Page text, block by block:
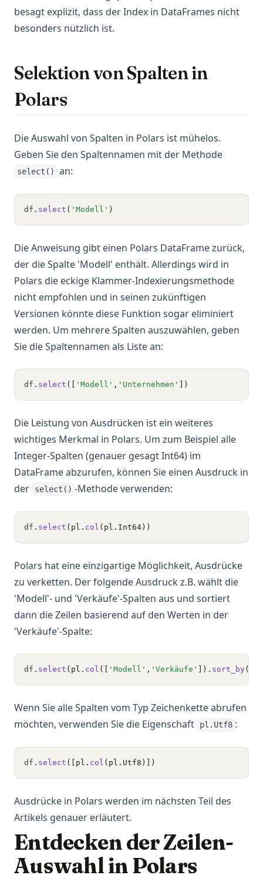
besagt explizit, dass der Index in DataFrames nicht
besonders nützlich ist.
Selektion von Spalten in
Polars
Die Auswahl von Spalten in Polars ist mühelos.
Geben Sie den Spaltennamen mit der Methode
select() an:
df . select ( 'Modell' )
Die Anweisung gibt einen Polars DataFrame zurück,
der die Spalte 'Modell' enthält. Allerdings wird in
Polars die eckige Klammer-Indexierungsmethode
nicht empfohlen und in seinen zukünftigen
Versionen könnte diese Funktion sogar eliminiert
werden. Um mehrere Spalten auszuwählen, geben
Sie die Spaltennamen als Liste an:
df . select ([ 'Modell' , 'Unternehmen' ])
Die Leistung von Ausdrücken ist ein weiteres
wichtiges Merkmal in Polars. Um zum Beispiel alle
Integer-Spalten (genauer gesagt Int64) im
DataFrame abzurufen, können Sie einen Ausdruck in
der
select() -Methode verwenden:
df . select (pl. col (pl.Int64))
Polars hat eine einzigartige Möglichkeit, Ausdrücke
zu verketten. Der folgende Ausdruck z.B. wählt die
'Modell'- und 'Verkäufe'-Spalten aus und sortiert
dann die Zeilen basierend auf den Werten in der
'Verkäufe'-Spalte:
df . select (pl. col ([ 'Modell' , 'Verkäufe' ]). sort_by (
Wenn Sie alle Spalten vom Typ Zeichenkette abrufen
möchten, verwenden Sie die Eigenschaft
pl.Utf8 :
df . select ([pl. col (pl.Utf8)])
Ausdrücke in Polars werden im nächsten Teil des
Artikels genauer erläutert.
Entdecken der Zeilen-
Auswahl in Polars